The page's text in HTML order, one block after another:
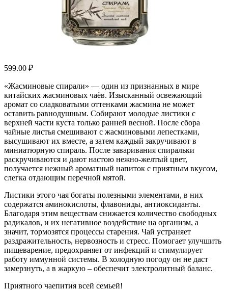
599.00 ₽
«Жасминовые спирали» — один из признанных в мире
китайских жасминовых чаёв. Изысканный освежающий
аромат со сладковатыми оттенками жасмина не может
оставить равнодушным. Собирают молодые листики с
верхней части куста только ранней весной. После сбора
чайные листья смешивают с жасминовыми лепестками,
высушивают их вместе, а затем каждый закручивают в
миниатюрную спираль. После заваривания спиральки
раскручиваются и дают настою нежно-желтый цвет,
получается нежный ароматный напиток с приятным вкусом,
слегка отдающим перечной мятой.
Листики этого чая богаты полезными элементами, в них
содержатся аминокислоты, флавониды, антиоксиданты.
Благодаря этим веществам снижается количество свободных
радикалов, и их негативное воздействие на организм, а
значит, тормозятся процессы старения. Чай устраняет
раздражительность, нервозность и стресс. Помогает улучшить
пищеварение, предохраняет от инфекций и стимулирует
работу иммунной системы. В холодную погоду он не даст
замерзнуть, а в жаркую – обеспечит электролитный баланс.
Приятного чаепития всей семьей!